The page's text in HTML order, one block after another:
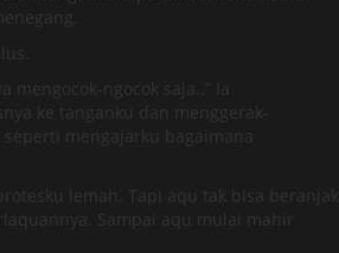
mengocok-ngocok saja..” Ia
ke tanganku dan menggerak-
mengajarku bagaimana
lemah. Tapi aqu tak bisa beranjak
Sampai aqu mulai mahir